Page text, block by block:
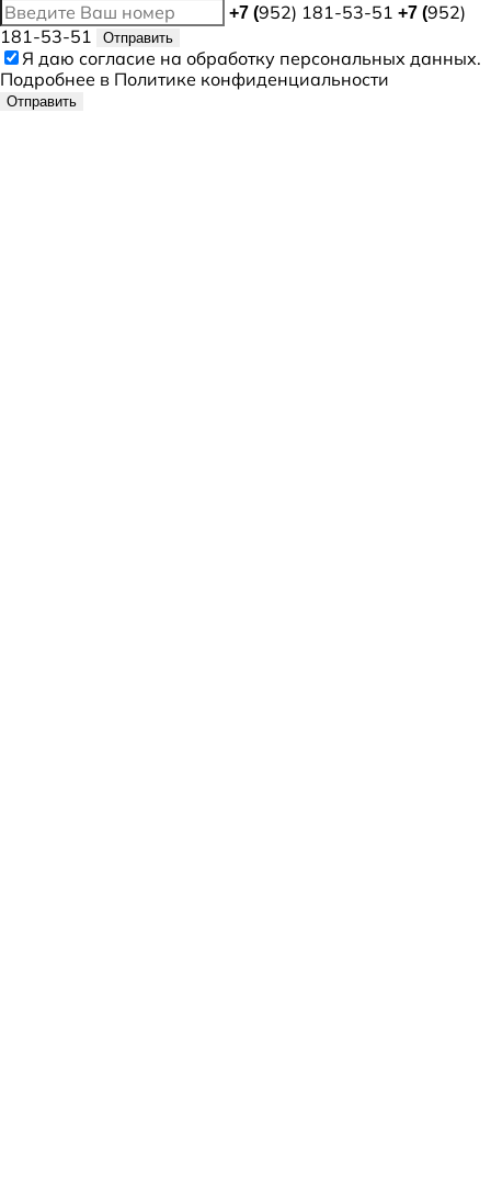
+7 (952) 181-53-51 +7 (952)
181-53-51
Отправить
Я даю согласие на обработку персональных данных.
Подробнее в Политике конфиденциальности
Отправить